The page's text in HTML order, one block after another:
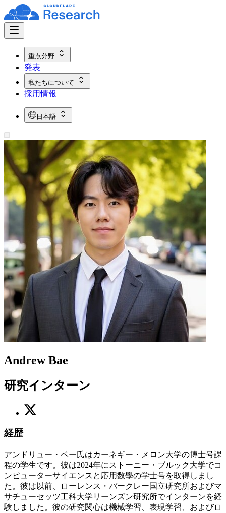
重点分野
発表
私たちについて
採用情報
日本語
Andrew Bae
研究インターン
経歴
アンドリュー・ベー氏はカーネギー・メロン大学の博士号課
程の学生です。彼は2024年にストーニー・ブルック大学でコ
ンピューターサイエンスと応用数學の学士号を取得しまし
た。彼は以前、ローレンス・バークレー国立研究所およびマ
サチューセッツ工科大学リーンズン研究所でインターンを経
験しました。彼の研究関心は機械学習、表現学習、およびロ